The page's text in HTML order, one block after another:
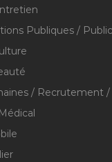
Publiques /
/ Recrutement